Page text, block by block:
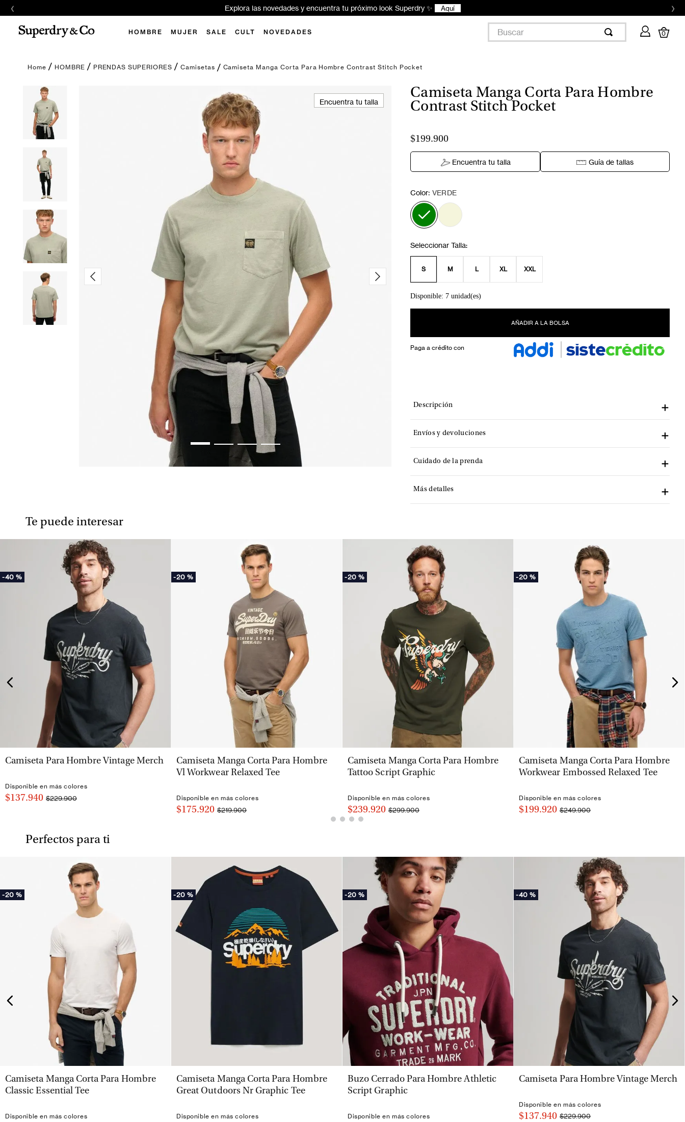
‹ Explora las novedades y encuentra tu próximo look Superdry ✨ Aquí ›
HOMBRE MUJER SALE CULT NOVEDADES
Buscar
0
HOMBRE PRENDAS SUPERIORES Camisetas Camiseta Manga Corta Para Hombre Contrast Stitch Pocket
Encuentra tu talla
Camiseta Manga Corta Para Hombre
Contrast Stitch Pocket
$199.900
Encuentra tu talla Guía de tallas
Color: VERDE
S M L XL XXL
Disponible: 7 unidad(es)
AÑADIR A LA BOLSA
Paga a crédito con
Descripción
Envíos y devoluciones
Cuidado de la prenda
Más detalles
Te puede interesar
-40 %
VISTA RÁPIDA
Camiseta Para Hombre Vintage Merch
Disponible en más colores
$137.940 $229.900
-20 %
VISTA RÁPIDA
Camiseta Manga Corta Para Hombre
Vl Workwear Relaxed Tee
Disponible en más colores
$175.920 $219.900
-20 %
VISTA RÁPIDA
Camiseta Manga Corta Para Hombre
Tattoo Script Graphic
Disponible en más colores
$239.920 $299.900
-20 %
VISTA RÁPIDA
Camiseta Manga Corta Para Hombre
Workwear Embossed Relaxed Tee
Disponible en más colores
$199.920 $249.900
Perfectos para ti
-20 %
VISTA RÁPIDA
Camiseta Manga Corta Para Hombre
Classic Essential Tee
Disponible en más colores
-20 %
VISTA RÁPIDA
Camiseta Manga Corta Para Hombre
Great Outdoors Nr Graphic Tee
Disponible en más colores
-20 %
VISTA RÁPIDA
Buzo Cerrado Para Hombre Athletic
Script Graphic
Disponible en más colores
-40 %
VISTA RÁPIDA
Camiseta Para Hombre Vintage Merch
Disponible en más colores
$137.940 $229.900